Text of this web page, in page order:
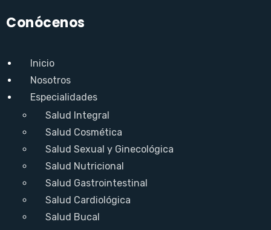
Conócenos
Inicio
Nosotros
Especialidades
Salud Integral
Salud Cosmética
Salud Sexual y Ginecológica
Salud Nutricional
Salud Gastrointestinal
Salud Cardiológica
Salud Bucal